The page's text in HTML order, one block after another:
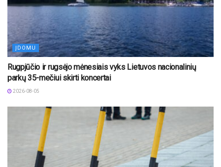
ĮDOMU
Rugpjūčio ir rugsėjo mėnesiais vyks Lietuvos nacionalinių
parkų 35-mečiui skirti koncertai
2026-08-05